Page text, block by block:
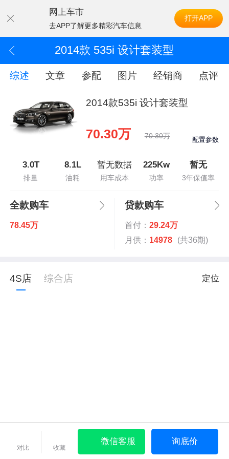
网上车市
去APP了解更多精彩汽车信息
打开APP
2014款 535i 设计套装型
综述 文章 参配 图片 经销商 点评
2014款535i 设计套装型
70.30万 70.30万 配置参数
3.0T
排量
8.1L
油耗
暂无数据
用车成本
225Kw
功率
暂无
3年保值率
全款购车
78.45万
贷款购车
首付： 29.24万
月供： 14978 (共36期)
4S店 综合店 定位
对比 收藏
微信客服 询底价